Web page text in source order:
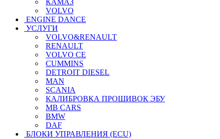
КАМАЗ
VOLVO
ENGINE DANCE
УСЛУГИ
VOLVO&RENAULT
RENAULT
VOLVO CE
CUMMINS
DETROIT DIESEL
MAN
SCANIA
КАЛИБРОВКА ПРОШИВОК ЭБУ
MB CARS
BMW
DAF
БЛОКИ УПРАВЛЕНИЯ (ECU)